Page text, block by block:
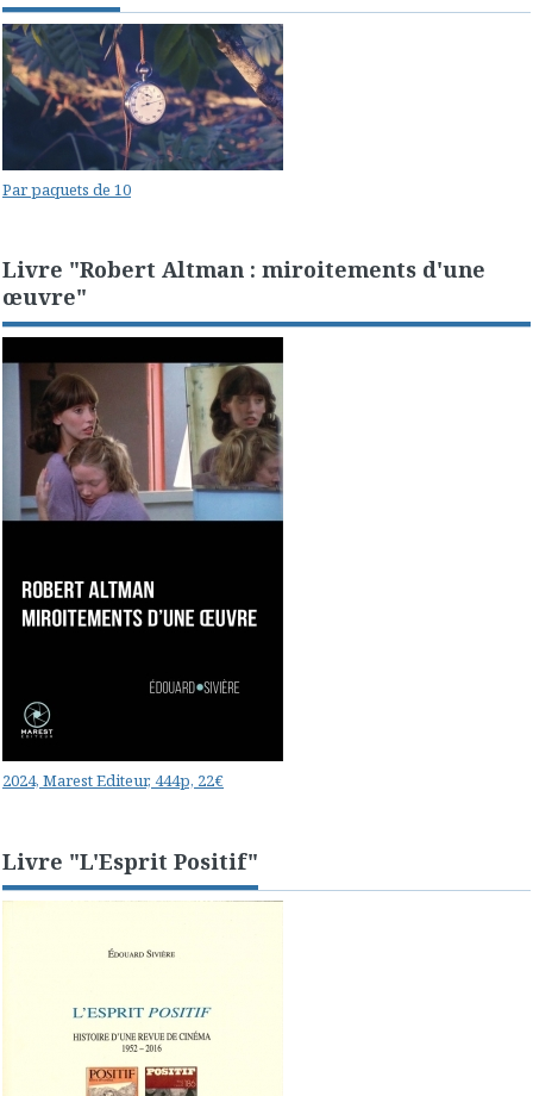
Par paquets de 10
Livre "Robert Altman : miroitements d'une
œuvre"
2024, Marest Editeur, 444p, 22€
Livre "L'Esprit Positif"